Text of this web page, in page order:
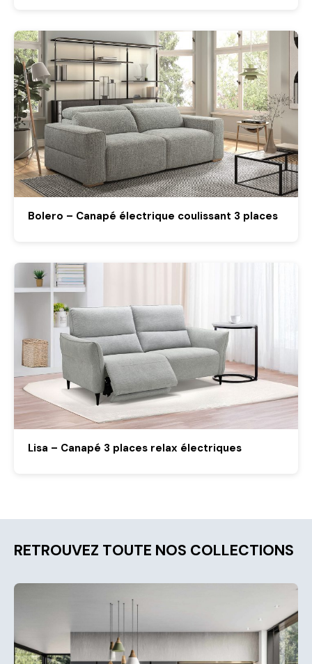
Bolero – Canapé électrique coulissant 3 places
Lisa – Canapé 3 places relax électriques
RETROUVEZ TOUTE NOS COLLECTIONS